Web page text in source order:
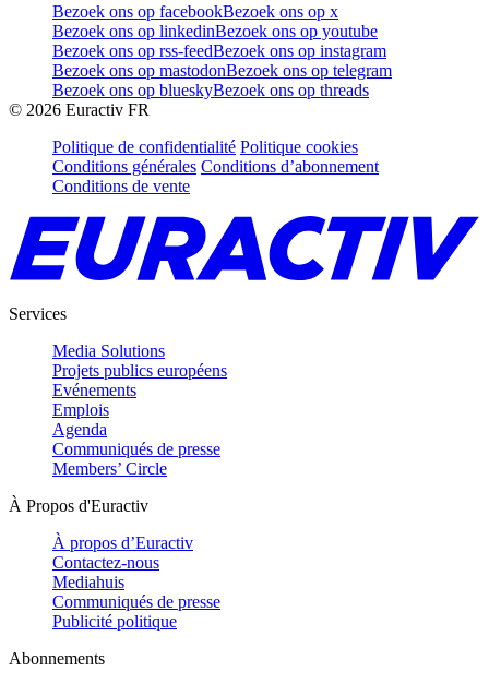
Bezoek ons op facebookBezoek ons op x
Bezoek ons op linkedinBezoek ons op youtube
Bezoek ons op rss-feedBezoek ons op instagram
Bezoek ons op mastodonBezoek ons op telegram
Bezoek ons op blueskyBezoek ons op threads
© 2026 Euractiv FR
Politique de confidentialité Politique cookies
Conditions générales Conditions d’abonnement
Conditions de vente
Services
Media Solutions
Projets publics européens
Evénements
Emplois
Agenda
Communiqués de presse
Members’ Circle
À Propos d'Euractiv
À propos d’Euractiv
Contactez-nous
Mediahuis
Communiqués de presse
Publicité politique
Abonnements